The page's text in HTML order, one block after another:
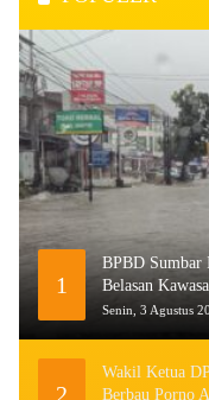
1
BPBD Sumbar
Belasan
Senin, 3 Agustus
2
Wakil Ketua
Berbau Porno